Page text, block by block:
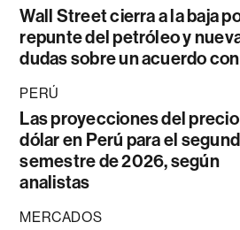
Wall Street cierra a la baja
repunte del petróleo y
dudas sobre un acuerdo
PERÚ
Las proyecciones del
dólar en Perú para el
semestre de 2026, según
analistas
MERCADOS